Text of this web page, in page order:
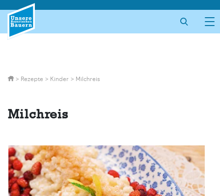
content
> Rezepte > Kinder > Milchreis
Milchreis